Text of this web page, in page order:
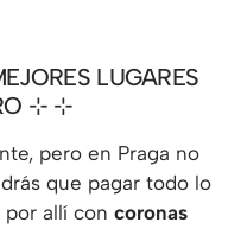
LUGARES
⊹
pero en Praga no
que pagar todo lo
por allí concoronas